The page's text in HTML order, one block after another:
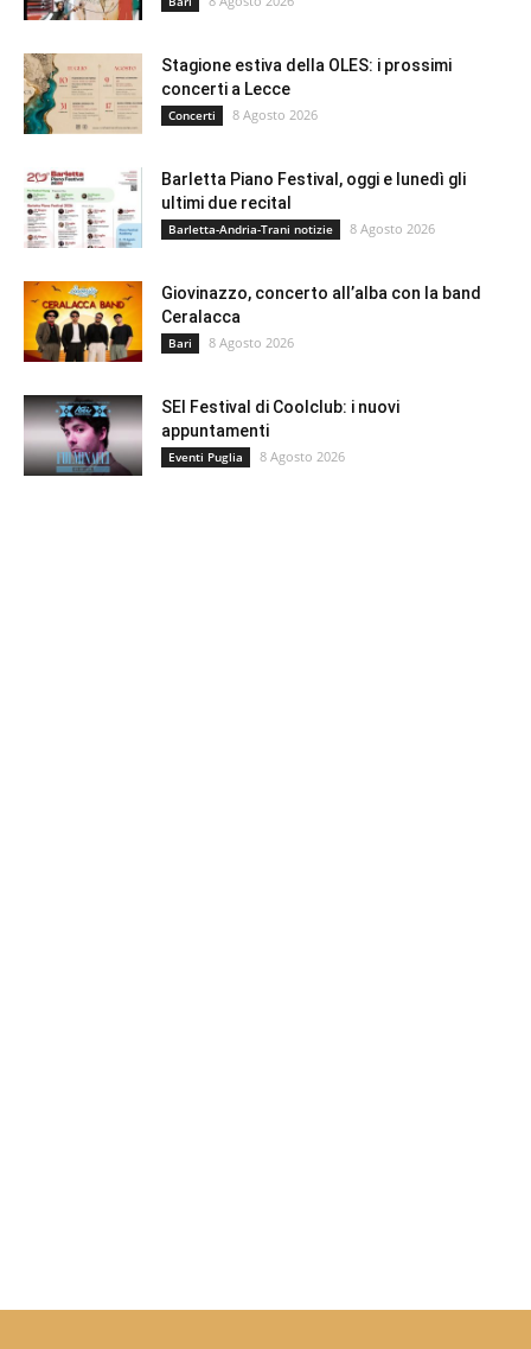
Stagione estiva della OLES: i prossimi
concerti a Lecce
Concerti 8 Agosto 2026
Barletta Piano Festival, oggi e lunedì gli
ultimi due recital
Barletta-Andria-Trani notizie 8 Agosto 2026
Giovinazzo, concerto all’alba con la band
Ceralacca
Bari 8 Agosto 2026
SEI Festival di Coolclub: i nuovi
appuntamenti
Eventi Puglia 8 Agosto 2026